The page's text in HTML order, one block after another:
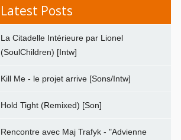
Latest Posts
La Citadelle Intérieure par Lionel
(SoulChildren) [Intw]
Kill Me - le projet arrive [Sons/Intw]
Hold Tight (Remixed) [Son]
Rencontre avec Maj Trafyk - "Advienne